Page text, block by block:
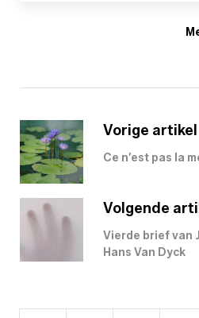
Vorige artikel
Ce n’est pas la
Volgende
Vierde brief van
Hans Van Dyck